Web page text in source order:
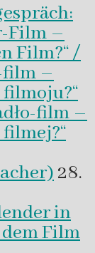
Film –
Film?“ /
film –
film –
28.
in
Film